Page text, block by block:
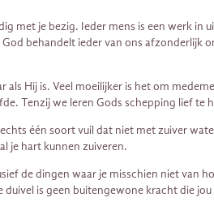
met je bezig. Ieder mens is een werk
behandelt ieder van ons afzonderlijk
Hij is. Veel moeilijker is het om
Tenzij we leren Gods schepping lief
één soort vuil dat niet met zuiver
je hart kunnen zuiveren.
de dingen waar je misschien niet
is geen buitengewone kracht die